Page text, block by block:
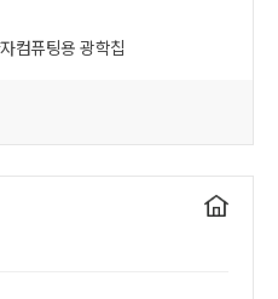
컴퓨팅용 광학칩
연구실